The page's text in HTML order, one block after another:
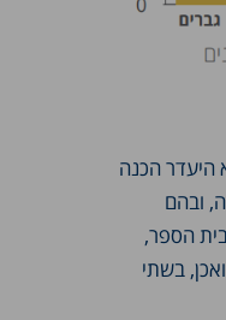
היעדר הכנה
ובהם
הספר,
בשתי